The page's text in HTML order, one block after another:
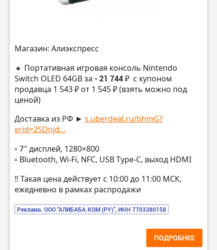
Магазин: Алиэкспресс
🔸 Портативная игровая консоль Nintendo
Switch OLED 64GB за - 21 744 ₽ с купоном
продавца 1 543 ₽ от 1 545 ₽ (взять можно под
ценой)
Доставка из РФ ► s.uberdeal.ru/bhmG?
erid=2SDnjd...
▫️ 7″ дисплей, 1280×800
▫️ Bluetooth, Wi-Fi, NFC, USB Type-C, выход HDMI
‼️ Такая цена действует с 10:00 до 11:00 МСК,
ежедневно в рамках распродажи
Реклама. ООО “АЛИБАБА.КОМ (РУ)”, ИНН 7703380158
ПОДРОБНЕЕ